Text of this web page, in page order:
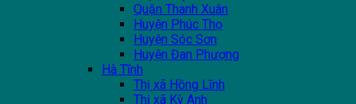
Quận Thanh Xuân
Huyện Phúc Thọ
Huyện Sóc Sơn
Huyện Đan Phượng
Hà Tĩnh
Thị xã Hồng Lĩnh
Thị xã Kỳ Anh